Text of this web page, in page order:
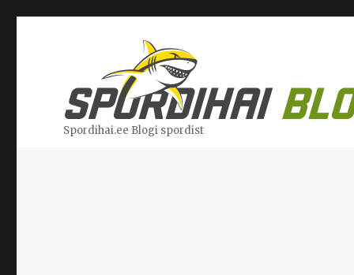
Spordihai.ee Blogi spordist